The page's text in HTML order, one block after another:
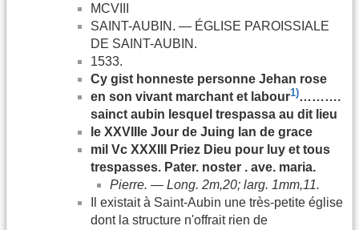
MCVIII
SAINT-AUBIN. — ÉGLISE PAROISSIALE
DE SAINT-AUBIN.
1533.
Cy gist honneste personne Jehan rose
en son vivant marchant et labour1)……….
sainct aubin lesquel trespassa au dit lieu
le XXVIIIe Jour de Juing lan de grace
mil Vc XXXIII Priez Dieu pour luy et tous
trespasses. Pater. noster . ave. maria.
Pierre. — Long. 2m,20; larg. 1mm,11.
Il existait à Saint-Aubin une très-petite église
dont la structure n'offrait rien de